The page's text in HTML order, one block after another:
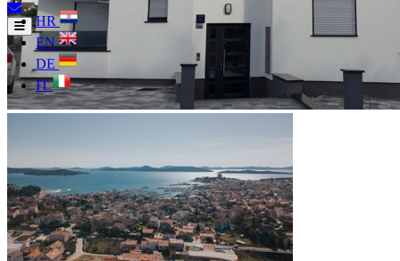
HR
EN
DE
IT